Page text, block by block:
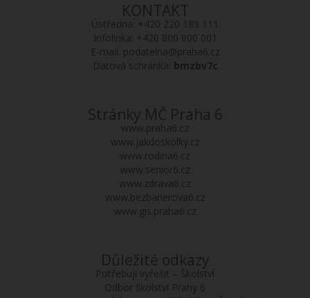
KONTAKT
Ústředna: +420 220 189 111
Infolinka: +420 800 800 001
E-mail: podatelna@praha6.cz
Datová schránka: bmzbv7c
Stránky MČ Praha 6
www.praha6.cz
www.jakdoskolky.cz
www.rodina6.cz
www.senior6.cz
www.zdrava6.cz
www.bezbarierova6.cz
www.gis.praha6.cz
Důležité odkazy
Potřebuji vyřešit – Školství
Odbor školství Prahy 6